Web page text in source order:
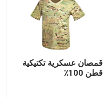
قمصان عسكرية تكتيكية
قطن 100٪